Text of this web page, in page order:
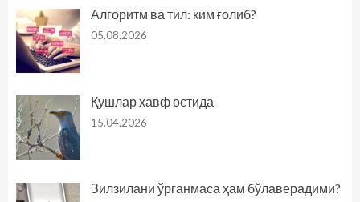
Алгоритм ва тил: ким ғолиб?
05.08.2026
Қушлар хавф остида
15.04.2026
Зилзилани ўрганмаса ҳам бўлаверадими?